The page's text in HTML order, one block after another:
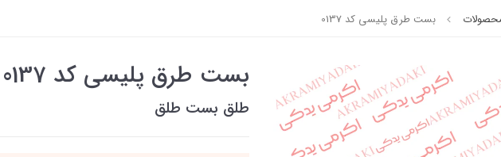
بست طرق پلیسی کد 0137
بست طرق پلیسی کد 0137
طلق بست طلق